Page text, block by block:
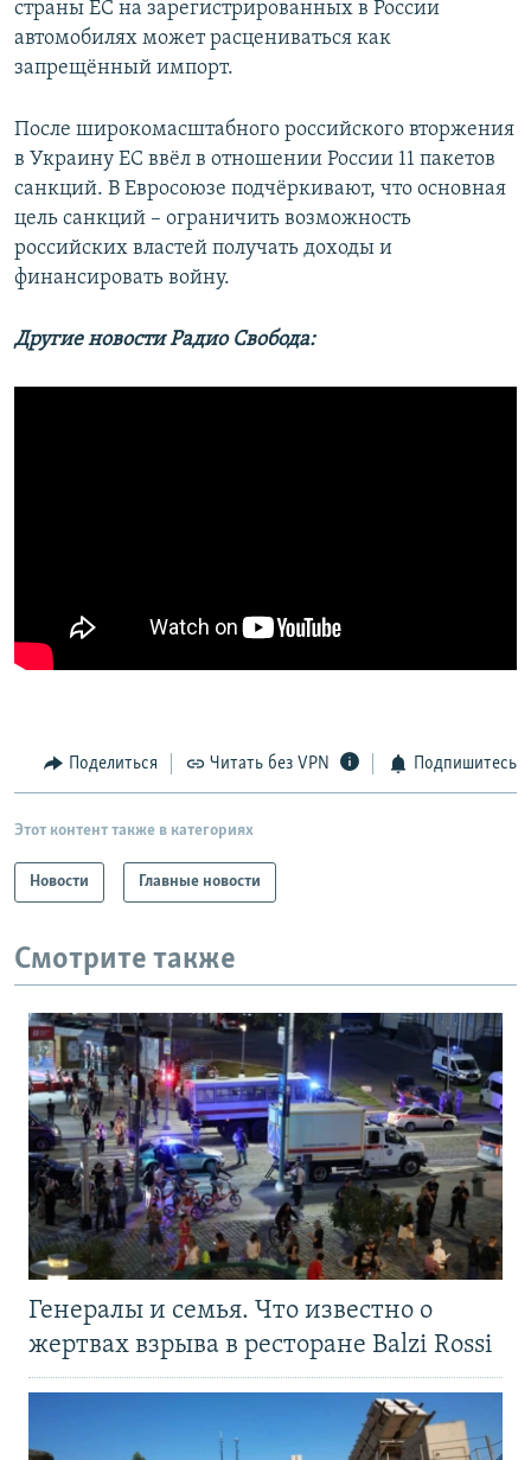
страны ЕС на зарегистрированных в России
автомобилях может расцениваться как
запрещённый импорт.
После широкомасштабного российского вторжения
в Украину ЕС ввёл в отношении России 11 пакетов
санкций. В Евросоюзе подчёркивают, что основная
цель санкций – ограничить возможность
российских властей получать доходы и
финансировать войну.
Другие новости Радио Свобода:
Поделиться Читать без VPN Подпишитесь
Этот контент также в категориях
Новости Главные новости
Смотрите также
Генералы и семья. Что известно о
жертвах взрыва в ресторане Balzi Rossi